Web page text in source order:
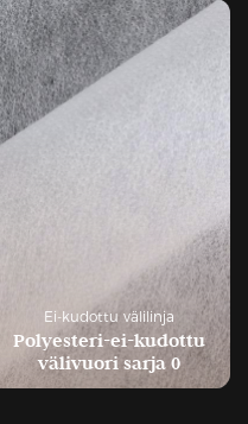
Ei-kudottu välilinja
Polyesteri-ei-kudottu
välivuori sarja 0